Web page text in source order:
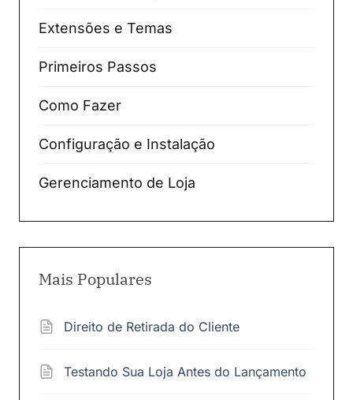
Extensões e Temas
Primeiros Passos
Como Fazer
Configuração e Instalação
Gerenciamento de Loja
Mais Populares
Direito de Retirada do Cliente
Testando Sua Loja Antes do Lançamento